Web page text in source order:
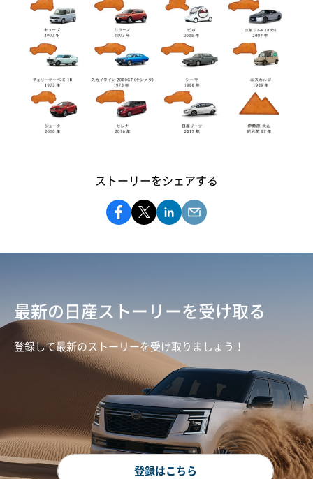
ストーリーをシェアする
最新の日産ストーリーを受け取る
登録して最新のストーリーを受け取りましょう！
登録はこちら